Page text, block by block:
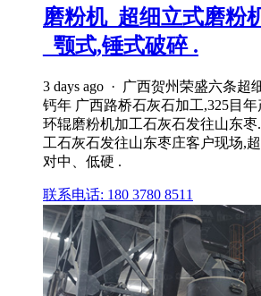
磨粉机_超细立式磨粉
_颚式,锤式破碎 .
3 days ago · 广西贺州荣盛六条超
钙年 广西路桥石灰石加工,325目
环辊磨粉机加工石灰石发往山东
工石灰石发往山东枣庄客户现场,
对中、低硬 .
联系电话: 180 3780 8511